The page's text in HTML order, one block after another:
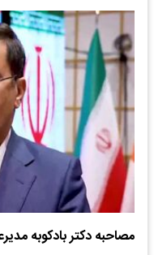
مصاحبه دکتر بادکوبه